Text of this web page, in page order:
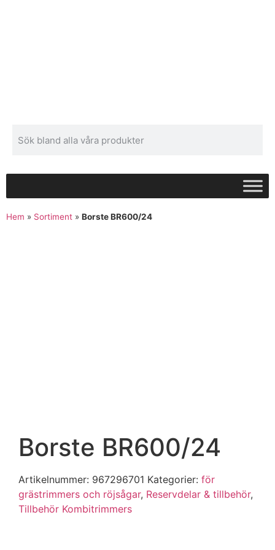
Hem » Sortiment » Borste BR600/24
Borste BR600/24
Artikelnummer: 967296701 Kategorier: för
grästrimmers och röjsågar, Reservdelar & tillbehör,
Tillbehör Kombitrimmers